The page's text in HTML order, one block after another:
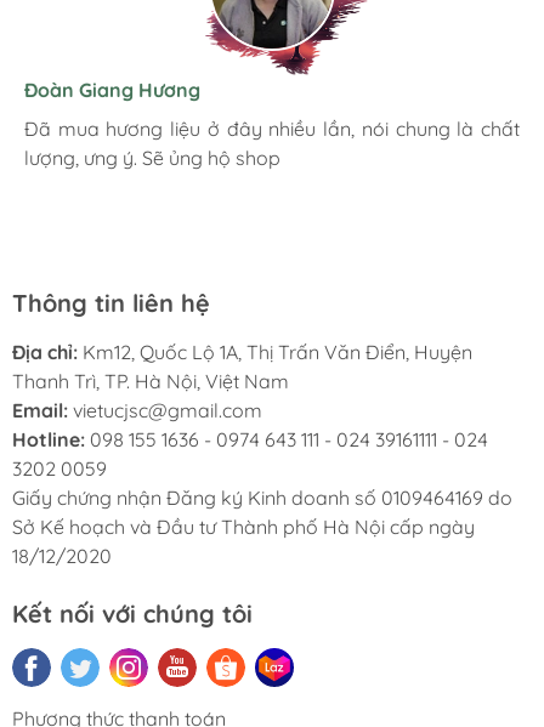
Hương Suri
Mình rất ưng khi đến Việt Úc JSC. Ở đây có rất nhiều
mặt hàng phong phú, tha hồ lựa chọn. Nhân viên
Đoàn Giang Hương
Đã mua hương liệu ở đây nhiều lần, nói chung là chất
lượng, ưng ý. Sẽ ủng hộ shop
Ngọc Anh
Đóng gói chắc chắn cẩn thận. Giao hàng nhanh chóng.
Hình ảnh sản phẩm chân thực giống mô tả. Đánh giá 5
Thông tin liên hệ
Địa chỉ: Km12, Quốc Lộ 1A, Thị Trấn Văn Điển, Huyện
Thanh Trì, TP. Hà Nội, Việt Nam
Email: vietucjsc@gmail.com
Hotline: 098 155 1636 - 0974 643 111 - 024 39161111 - 024
3202 0059
Giấy chứng nhận Đăng ký Kinh doanh số 0109464169 do
Sở Kế hoạch và Đầu tư Thành phố Hà Nội cấp ngày
18/12/2020
Kết nối với chúng tôi
Phương thức thanh toán